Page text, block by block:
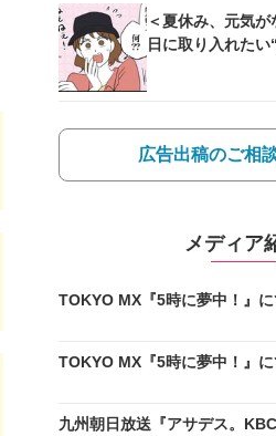
＜夏休み、元気
日に取り入れた
広告出稿のご相
メディア
TOKYO MX『5時に夢中！』
TOKYO MX『5時に夢中！』
九州朝日放送『アサデス。